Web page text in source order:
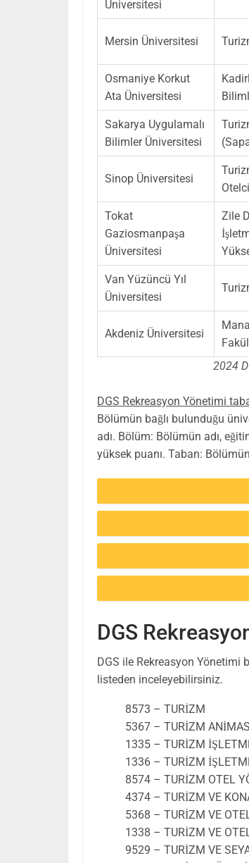
Üniversitesi
Mersin Üniversitesi
Osmaniye Korkut
Ata Üniversitesi
Sakarya Uygulamalı
Bilimler Üniversitesi
Sinop Üniversitesi
Tokat
Gaziosmanpaşa
Üniversitesi
Zile
Van Yüzüncü Yıl
Üniversitesi
Akdeniz Üniversitesi
2024
DGS Rekreasyon Yönetimi
Bölümün bağlı bulunduğu
adı. Bölüm: Bölümün adı,
yüksek puanı. Taban:
DGS
DGS ile Rekreasyon Yönetimi
listeden inceleyebilirsiniz.
8573 – TURİZM
5367 – TURİZM
1335 – TURİZM
1336 – TURİZM
8574 – TURİZM OTEL
4374 – TURİZM VE
5368 – TURİZM VE
1338 – TURİZM VE
9529 – TURİZM VE